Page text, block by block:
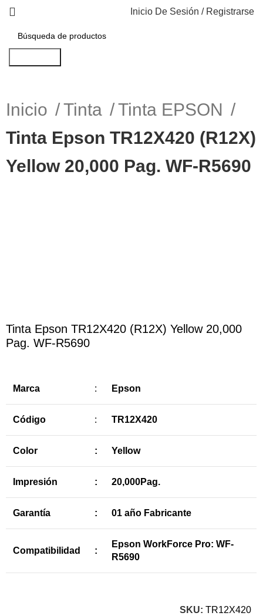
Inicio De Sesión / Registrarse
Inicio Tinta
Tinta EPSON
Tinta Epson TR12X420 (R12X)
Yellow 20,000 Pag. WF-R5690
Tinta Epson TR12X420 (R12X) Yellow 20,000
Pag. WF-R5690
Marca : Epson
Código : TR12X420
Color : Yellow
Impresión : 20,000Pag.
Garantía : 01 año Fabricante
Compatibilidad :
Epson WorkForce Pro: WF-
R5690
SKU: TR12X420